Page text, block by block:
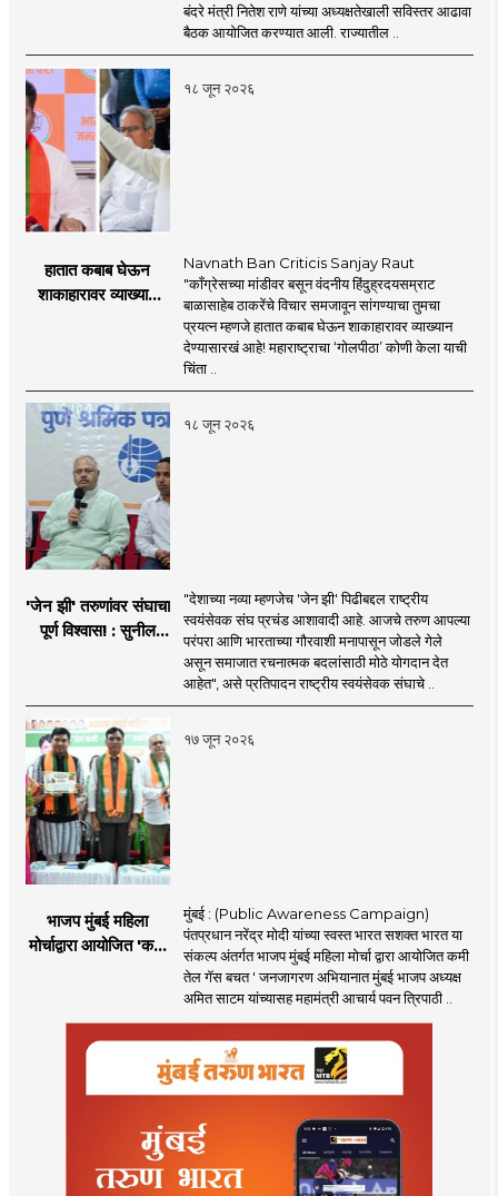
प्रस्ताव
बंदरे मंत्री नितेश राणे यांच्या अध्यक्षतेखाली सविस्तर आढावा
बैठक आयोजित करण्यात आली. राज्यातील ..
१८ जून २०२६
हातात कबाब घेऊन
शाकाहारावर व्याख्यान
Navnath Ban Criticis Sanjay Raut
"काँग्रेसच्या मांडीवर बसून वंदनीय हिंदुह्रदयसम्राट
बाळासाहेब ठाकरेंचे विचार समजावून सांगण्याचा तुमचा
प्रयत्न म्हणजे हातात कबाब घेऊन शाकाहारावर व्याख्यान
देण्यासारखं आहे! महाराष्ट्राचा ‘गोलपीठा’ कोणी केला याची
चिंता ..
१८ जून २०२६
'जेन झी' तरुणांवर संघाचा
पूर्ण विश्वास! : सुनील
"देशाच्या नव्या म्हणजेच 'जेन झी' पिढीबद्दल राष्ट्रीय
स्वयंसेवक संघ प्रचंड आशावादी आहे. आजचे तरुण आपल्या
परंपरा आणि भारताच्या गौरवाशी मनापासून जोडले गेले
असून समाजात रचनात्मक बदलांसाठी मोठे योगदान देत
आहेत", असे प्रतिपादन राष्ट्रीय स्वयंसेवक संघाचे ..
१७ जून २०२६
भाजप मुंबई महिला
मोर्चाद्वारा आयोजित 'कमी
मुंबई : (Public Awareness Campaign)
पंतप्रधान नरेंद्र मोदी यांच्या स्वस्त भारत सशक्त भारत या
संकल्प अंतर्गत भाजप मुंबई महिला मोर्चा द्वारा आयोजित कमी
तेल गॅस बचत ' जनजागरण अभियानात मुंबई भाजप अध्यक्ष
अमित साटम यांच्यासह महामंत्री आचार्य पवन त्रिपाठी ..